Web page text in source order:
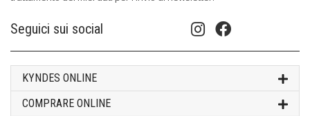
Seguici sui social
KYNDES ONLINE
COMPRARE ONLINE